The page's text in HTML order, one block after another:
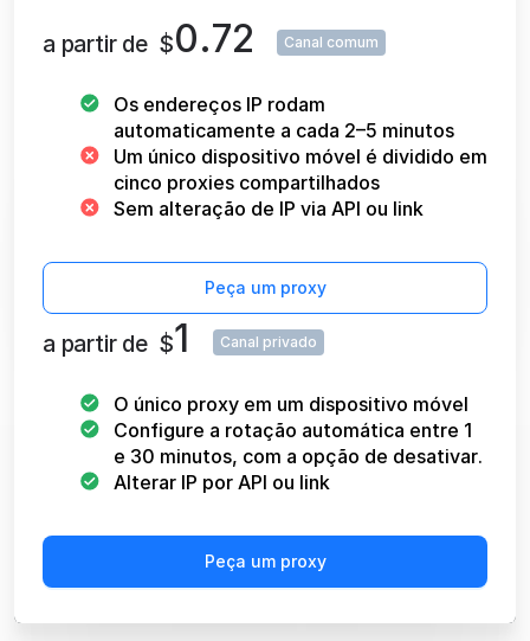
a partir de $0.72 Canal comum
Os endereços IP rodam
automaticamente a cada 2–5 minutos
Um único dispositivo móvel é dividido em
cinco proxies compartilhados
Sem alteração de IP via API ou link
Peça um proxy
a partir de $1 Canal privado
O único proxy em um dispositivo móvel
Configure a rotação automática entre 1
e 30 minutos, com a opção de desativar.
Alterar IP por API ou link
Peça um proxy